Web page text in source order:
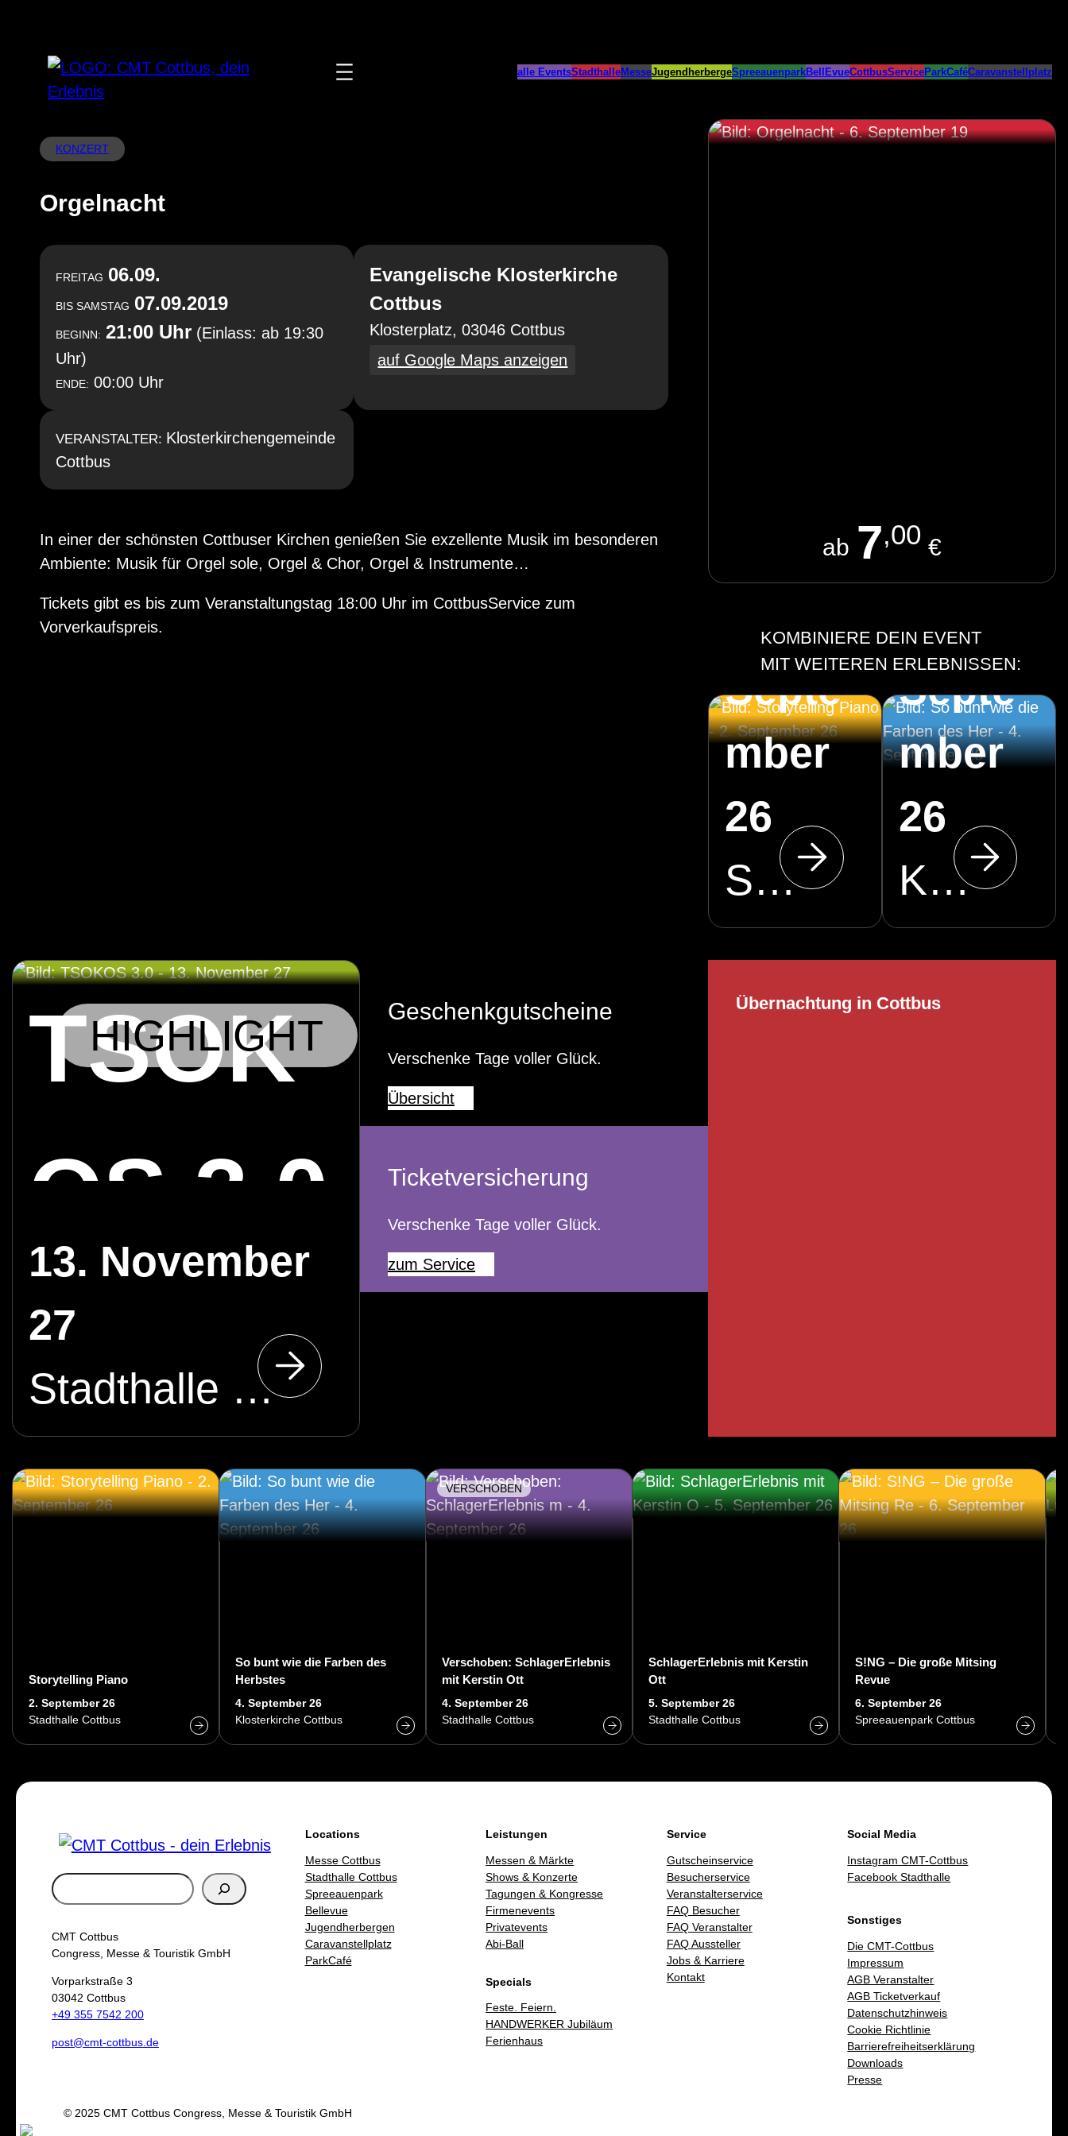
springen
alle EventsStadthalleMesseJugendherbergeSpreeauenparkBellEvueCottbusServiceParkCaféCaravanstellplatz
KONZERT
Orgelnacht
FREITAG 06.09.
BIS SAMSTAG 07.09.2019
BEGINN: 21:00 Uhr (Einlass: ab 19:30
Uhr)
ENDE: 00:00 Uhr
Evangelische Klosterkirche
Cottbus
Klosterplatz, 03046 Cottbus
auf Google Maps anzeigen
VERANSTALTER: Klosterkirchengemeinde
Cottbus
In einer der schönsten Cottbuser Kirchen genießen Sie exzellente Musik im besonderen
Ambiente: Musik für Orgel sole, Orgel & Chor, Orgel & Instrumente…
Tickets gibt es bis zum Veranstaltungstag 18:00 Uhr im CottbusService zum
Vorverkaufspreis.
ab 7,00 €
KOMBINIERE DEIN EVENT
MIT WEITEREN ERLEBNISSEN:
Septe
mber
26
Stadthalle Cottbus
Herbstes
4.
Septe
mber
26
Klosterkirche Cottbus
Übernachtung in Cottbus
Geschenkgutscheine
Verschenke Tage voller Glück.
Übersicht
Ticketversicherung
Verschenke Tage voller Glück.
zum Service
HIGHLIGHT
TSOK
OS 3.0
13. November
27
Stadthalle Cottbus
Storytelling Piano
2. September 26
Stadthalle Cottbus
So bunt wie die Farben des
Herbstes
4. September 26
Klosterkirche Cottbus
VERSCHOBEN
Verschoben: SchlagerErlebnis
mit Kerstin Ott
4. September 26
Stadthalle Cottbus
SchlagerErlebnis mit Kerstin
Ott
5. September 26
Stadthalle Cottbus
S!NG – Die große Mitsing
Revue
6. September 26
Spreeauenpark Cottbus
S
u
c
h
e
n
CMT Cottbus
Congress, Messe & Touristik GmbH
Vorparkstraße 3
03042 Cottbus
+49 355 7542 200
post@cmt-cottbus.de
Locations
Messe Cottbus
Stadthalle Cottbus
Spreeauenpark
Bellevue
Jugendherbergen
Caravanstellplatz
ParkCafé
Leistungen
Messen & Märkte
Shows & Konzerte
Tagungen & Kongresse
Firmenevents
Privatevents
Abi-Ball
Specials
Feste. Feiern.
HANDWERKER Jubiläum
Ferienhaus
Service
Gutscheinservice
Besucherservice
Veranstalterservice
FAQ Besucher
FAQ Veranstalter
FAQ Aussteller
Jobs & Karriere
Kontakt
Social Media
Instagram CMT-Cottbus
Facebook Stadthalle
Sonstiges
Die CMT-Cottbus
Impressum
AGB Veranstalter
AGB Ticketverkauf
Datenschutzhinweis
Cookie Richtlinie
Barrierefreiheitserklärung
Downloads
Presse
© 2025 CMT Cottbus Congress, Messe & Touristik GmbH